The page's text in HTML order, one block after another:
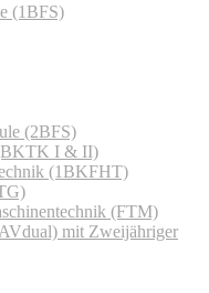
(1BFS)
(2BFS)
(BKTK I & II)
(1BKFHT)
(FTM)
mit Zweijähriger